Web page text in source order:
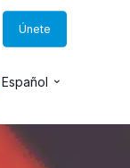
Únete
Español